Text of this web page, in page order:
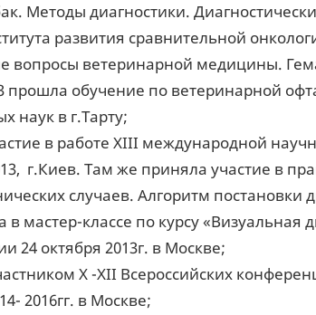
Методы диагностики.
развития сравнительной
вопросы ветеринарной медицины.
обучение по ветеринарной
наук в г.Тарту;
в работе XIII международной
г.Киев. Там же приняла участие в
случаев. Алгоритм постановки
в мастер-классе по курсу
24 октября 2013г. в Москве;
X -XII Всероссийских
2016гг. в Москве;